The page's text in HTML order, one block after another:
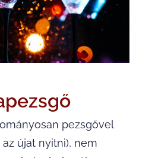
pezsgővel
újat nyitni), nem